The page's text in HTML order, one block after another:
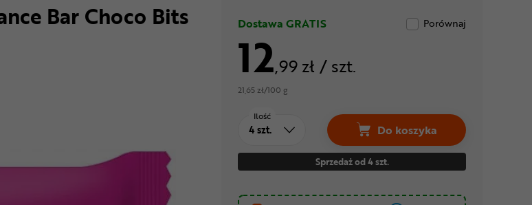
Bar Choco Bits Dostawa GRATIS Porównaj
12,99 zł / szt.
21,65 zł/100 g
Ilość
Do koszyka
Baton energetyczny
Sprzedaż od 4 szt.